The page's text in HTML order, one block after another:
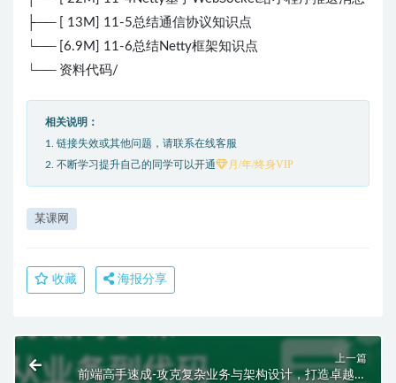
├── [ 13M] 11-5总结通信协议知识点
└── [6.9M] 11-6总结Netty框架知识点
└── 资料代码/
相关说明：
1. 链接失效或其他问题，请联系在线客服
2. 不断学习提升自己的同学可以开通
月/年/终身VIP
某课网
收藏 海报分享
上一篇
前端高手速成-攻克复杂业务与架构设计，打造卓越项